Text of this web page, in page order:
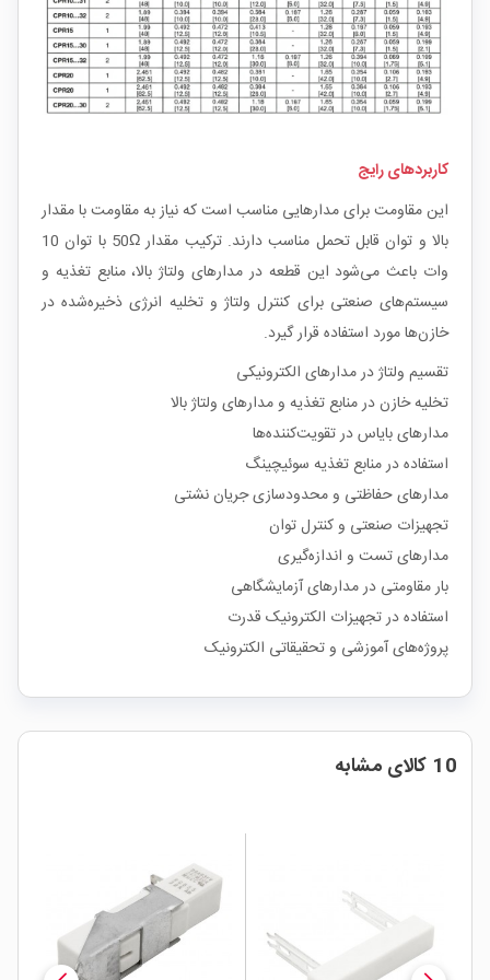
کاربردهای رایج
این مقاومت برای مدارهایی مناسب است که نیاز به مقاومت با مقدار
بالا و توان قابل تحمل مناسب دارند. ترکیب مقدار 50Ω با توان 10
وات باعث می‌شود این قطعه در مدارهای ولتاژ بالا، منابع تغذیه و
سیستم‌های صنعتی برای کنترل ولتاژ و تخلیه انرژی ذخیره‌شده در
خازن‌ها مورد استفاده قرار گیرد.
تقسیم ولتاژ در مدارهای الکترونیکی
تخلیه خازن در منابع تغذیه و مدارهای ولتاژ بالا
مدارهای بایاس در تقویت‌کننده‌ها
استفاده در منابع تغذیه سوئیچینگ
مدارهای حفاظتی و محدودسازی جریان نشتی
تجهیزات صنعتی و کنترل توان
مدارهای تست و اندازه‌گیری
بار مقاومتی در مدارهای آزمایشگاهی
استفاده در تجهیزات الکترونیک قدرت
پروژه‌های آموزشی و تحقیقاتی الکترونیک
10 کالای مشابه